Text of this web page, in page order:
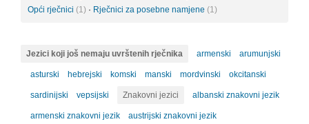
Opći rječnici (1) · Rječnici za posebne namjene (1)
Jezici koji još nemaju uvrštenih rječnika armenski arumunjski
asturski hebrejski komski manski mordvinski okcitanski
sardinijski vepsijski Znakovni jezici albanski znakovni jezik
armenski znakovni jezik austrijski znakovni jezik